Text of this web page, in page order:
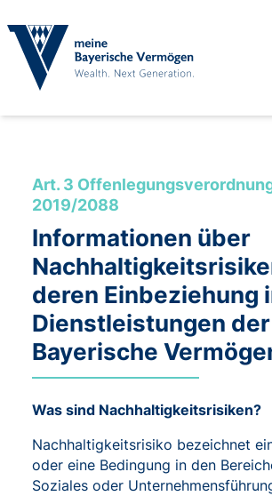
Art. 3
2019/2088
Informationen über
deren Einbeziehung
Dienstleistungen
Bayerische
Was sind Nachhaltigkeitsrisiken?
Nachhaltigkeitsrisiko bezeichnet
oder eine Bedingung in den
Soziales oder